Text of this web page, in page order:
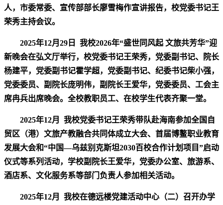
人，市委常委、宣传部部长廖雪梅作宣讲报告，校党委书记王
荣秀主持会议。
2025年12月29日 我校2026年“盛世同风起 文旅共芳华”迎
新晚会在弘文厅举行，校党委书记王荣秀，党委副书记、院长
杨建平，党委副书记霍学超，党委副书记、纪委书记柴小强，
党委委员、副院长庞明伟，副院长王爱华，党委委员、工会主
席冉兵出席晚会。全校教职员工、在校学生代表齐聚一堂。
2025年12月 我校党委书记王荣秀带队赴海南参加全国自
贸区（港）文旅产教融合共同体成立大会、首届博鳌职业教育
发展大会和“中国—乌兹别克斯坦2030百校合作计划项目”启动
仪式等系列活动，学校副院长王爱华，党委办公室、旅游系、
酒店系、文化服务系等部门负责人参加相关活动。
2025年12月 我校在德远楼党建活动中心（二）召开办学